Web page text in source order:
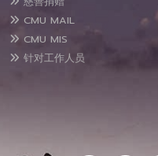
CMU MAIL
CMU MIS
针对工作人员